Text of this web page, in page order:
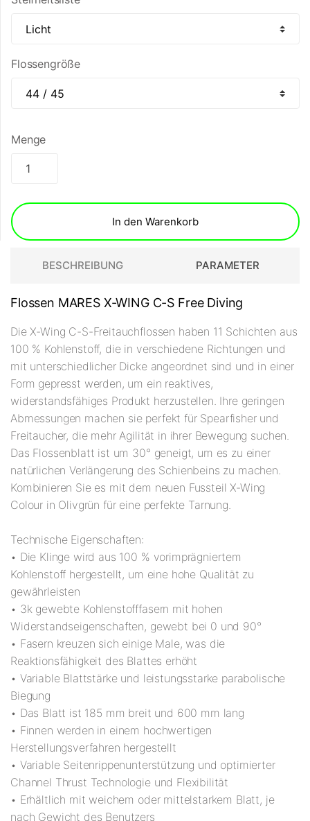
Flossengröße
Menge
In den Warenkorb
BESCHREIBUNG PARAMETER
Flossen MARES X-WING C-S Free Diving
Die X-Wing C-S-Freitauchflossen haben 11 Schichten aus
100 % Kohlenstoff, die in verschiedene Richtungen und
mit unterschiedlicher Dicke angeordnet sind und in einer
Form gepresst werden, um ein reaktives,
widerstandsfähiges Produkt herzustellen. Ihre geringen
Abmessungen machen sie perfekt für Spearfisher und
Freitaucher, die mehr Agilität in ihrer Bewegung suchen.
Das Flossenblatt ist um 30° geneigt, um es zu einer
natürlichen Verlängerung des Schienbeins zu machen.
Kombinieren Sie es mit dem neuen Fussteil X-Wing
Colour in Olivgrün für eine perfekte Tarnung.
Technische Eigenschaften:
• Die Klinge wird aus 100 % vorimprägniertem
Kohlenstoff hergestellt, um eine hohe Qualität zu
gewährleisten
• 3k gewebte Kohlenstofffasern mit hohen
Widerstandseigenschaften, gewebt bei 0 und 90°
• Fasern kreuzen sich einige Male, was die
Reaktionsfähigkeit des Blattes erhöht
• Variable Blattstärke und leistungsstarke parabolische
Biegung
• Das Blatt ist 185 mm breit und 600 mm lang
• Finnen werden in einem hochwertigen
Herstellungsverfahren hergestellt
• Variable Seitenrippenunterstützung und optimierter
Channel Thrust Technologie und Flexibilität
• Erhältlich mit weichem oder mittelstarkem Blatt, je
nach Gewicht des Benutzers